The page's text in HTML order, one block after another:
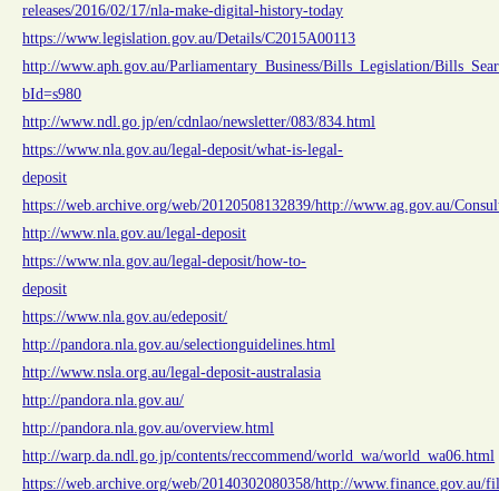
releases/2016/02/17/nla-make-digital-history-today
https://www.legislation.gov.au/Details/C2015A00113
http://www.aph.gov.au/Parliamentary_Business/Bills_Legislation/
bId=s980
http://www.ndl.go.jp/en/cdnlao/newsletter/083/834.html
https://www.nla.gov.au/legal-deposit/what-is-legal-
deposit
https://web.archive.org/web/20120508132839/http://www.ag.gov.au/
http://www.nla.gov.au/legal-deposit
https://www.nla.gov.au/legal-deposit/how-to-
deposit
https://www.nla.gov.au/edeposit/
http://pandora.nla.gov.au/selectionguidelines.html
http://www.nsla.org.au/legal-deposit-australasia
http://pandora.nla.gov.au/
http://pandora.nla.gov.au/overview.html
http://warp.da.ndl.go.jp/contents/reccommend/world_wa/world_wa06.html
https://web.archive.org/web/20140302080358/http://www.finance.gov.au/